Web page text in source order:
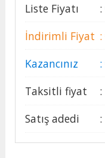
Liste Fiyatı :
İndirimli Fiyat :
Kazancınız
:
Taksitli fiyat
:
Satış adedi
: